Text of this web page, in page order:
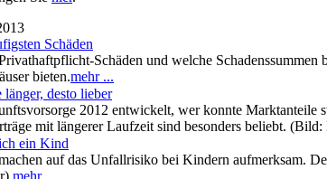
Schäden
Schäden und welche
bieten.mehr ...
desto lieber
2012 entwickelt, wer konnte Marktanteile
mit längerer Laufzeit sind besonders beliebt.
ein Kind
auf das Unfallrisiko bei Kindern aufmerksam.
mehr ...